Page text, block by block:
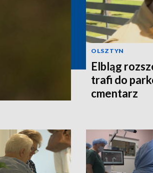
OLSZTYN
Elbląg
trafi do
cmentarz